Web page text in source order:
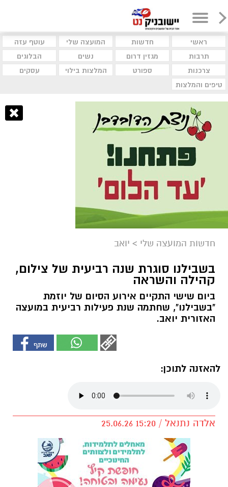
ראשי חדשות המועצה שלי
עוטף עזה
תרבות
מגזין דרום נשים
הבלוגים
צרכנות
ספורט המלצות בילוי
עסקים
טיפים והמלצות
חדשות המועצה שלי > יואב
בשבילנו סוגרת שנה רביעית של צילום,
קהילה והשראה
ביום שישי התקיים אירוע הסיום של יוזמת
"בשבילנו", שחתמה שנת פעילות רביעית במועצה
האזורית יואב.
להאזנה לתוכן:
אלדה נתנאל / 15:20 25.06.26